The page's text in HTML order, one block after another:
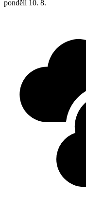
pondělí 10. 8.